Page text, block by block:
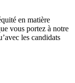
en matière
vous portez à notre
les candidats